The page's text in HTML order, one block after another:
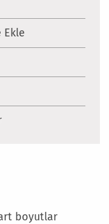
Ekle
boyutlar